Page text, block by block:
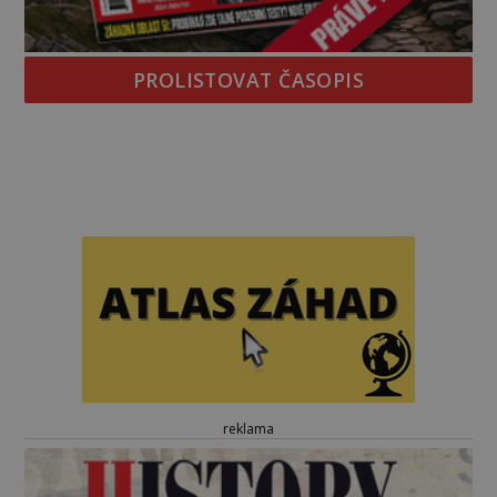
PROLISTOVAT ČASOPIS
reklama